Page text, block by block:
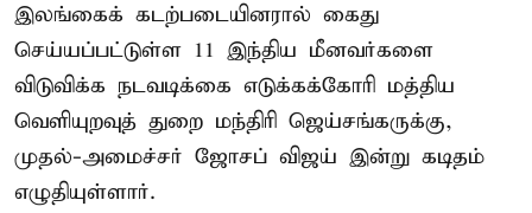
இலங்கைக் கடற்படையினரால் கைது
செய்யப்பட்டுள்ள 11 இந்திய மீனவர்களை
விடுவிக்க நடவடிக்கை எடுக்கக்கோரி மத்திய
வெளியுறவுத் துறை மந்திரி ஜெய்சங்கருக்கு,
முதல்-அமைச்சர் ஜோசப் விஜய் இன்று கடிதம்
எழுதியுள்ளார்.